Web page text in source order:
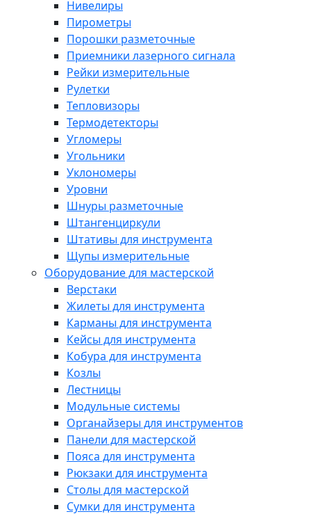
Нивелиры
Пирометры
Порошки разметочные
Приемники лазерного сигнала
Рейки измерительные
Рулетки
Тепловизоры
Термодетекторы
Угломеры
Угольники
Уклономеры
Уровни
Шнуры разметочные
Штангенциркули
Штативы для инструмента
Щупы измерительные
Оборудование для мастерской
Верстаки
Жилеты для инструмента
Карманы для инструмента
Кейсы для инструмента
Кобура для инструмента
Козлы
Лестницы
Модульные системы
Органайзеры для инструментов
Панели для мастерской
Пояса для инструмента
Рюкзаки для инструмента
Столы для мастерской
Сумки для инструмента